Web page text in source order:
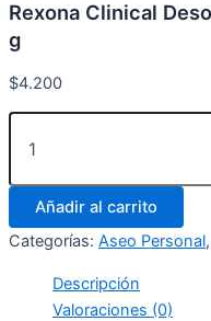
Rexona Clinical
g
$4.200
Añadir al carrito
Categorías: Aseo Personal,
Descripción
Valoraciones (0)